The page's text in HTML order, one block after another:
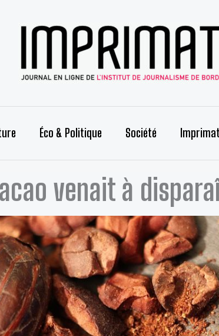
Éco & Politique Société
venait à